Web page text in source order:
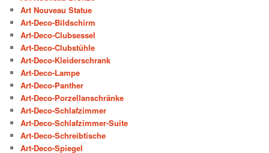
Art Nouveau Statue
Art-Deco-Bildschirm
Art-Deco-Clubsessel
Art-Deco-Clubstühle
Art-Deco-Kleiderschrank
Art-Deco-Lampe
Art-Deco-Panther
Art-Deco-Porzellanschränke
Art-Deco-Schlafzimmer
Art-Deco-Schlafzimmer-Suite
Art-Deco-Schreibtische
Art-Deco-Spiegel